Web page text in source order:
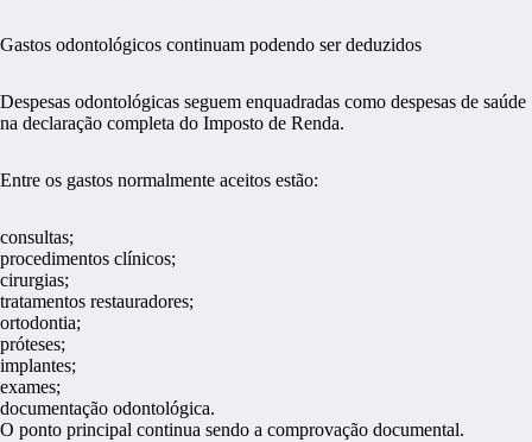
Gastos odontológicos continuam podendo ser deduzidos
Despesas odontológicas seguem enquadradas como despesas de saúde
na declaração completa do Imposto de Renda.
Entre os gastos normalmente aceitos estão:
consultas;
procedimentos clínicos;
cirurgias;
tratamentos restauradores;
ortodontia;
próteses;
implantes;
exames;
documentação odontológica.
O ponto principal continua sendo a comprovação documental.